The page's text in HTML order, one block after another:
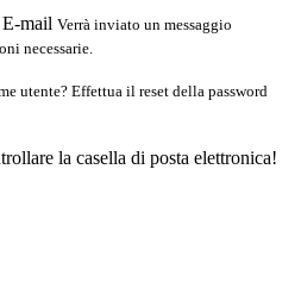
E-mail Verrà inviato un messaggio
necessarie.
utente? Effettua il reset della password
la casella di posta elettronica!